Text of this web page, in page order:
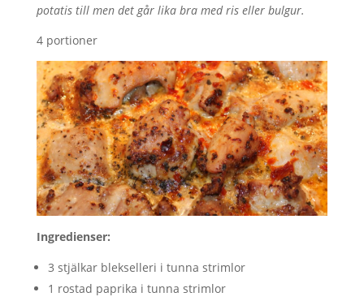
potatis till men det går lika bra med ris eller bulgur.
4 portioner
Ingredienser:
3 stjälkar blekselleri i tunna strimlor
1 rostad paprika i tunna strimlor